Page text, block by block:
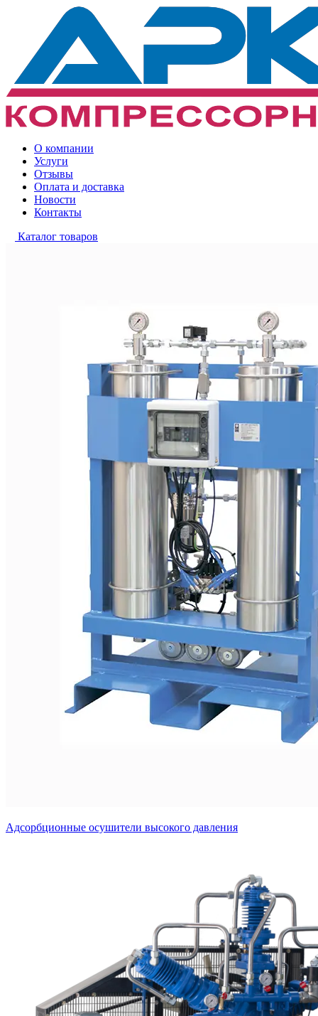
О компании
Услуги
Отзывы
Оплата и доставка
Новости
Контакты
Каталог товаров
Адсорбционные осушители высокого давления